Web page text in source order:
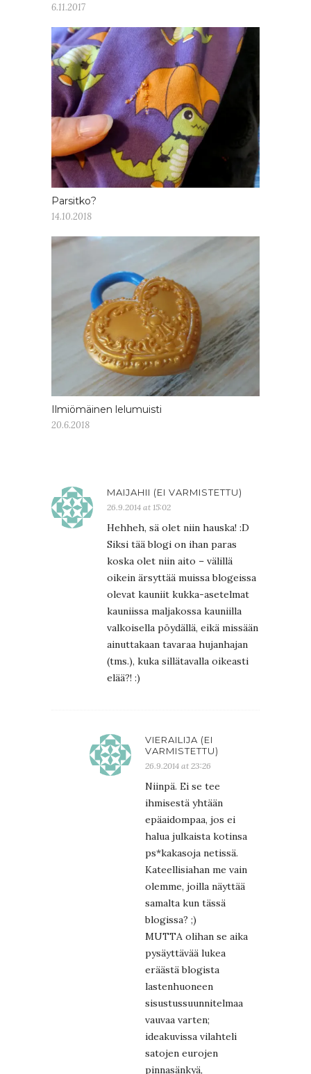
6.11.2017
Parsitko?
14.10.2018
Ilmiömäinen lelumuisti
20.6.2018
MAIJAHII (EI VARMISTETTU)
26.9.2014 at 15:02
Hehheh, sä olet niin hauska! :D
Siksi tää blogi on ihan paras
koska olet niin aito – välillä
oikein ärsyttää muissa blogeissa
olevat kauniit kukka-asetelmat
kauniissa maljakossa kauniilla
valkoisella pöydällä, eikä missään
ainuttakaan tavaraa hujanhajan
(tms.), kuka sillätavalla oikeasti
elää?! :)
VIERAILIJA (EI
VARMISTETTU)
26.9.2014 at 23:26
Niinpä. Ei se tee
ihmisestä yhtään
epäaidompaa, jos ei
halua julkaista kotinsa
ps*kakasoja netissä.
Kateellisiahan me vain
olemme, joilla näyttää
samalta kun tässä
blogissa? ;)
MUTTA olihan se aika
pysäyttävää lukea
eräästä blogista
lastenhuoneen
sisustussuunnitelmaa
vauvaa varten;
ideakuvissa vilahteli
satojen eurojen
pinnasänkyä,